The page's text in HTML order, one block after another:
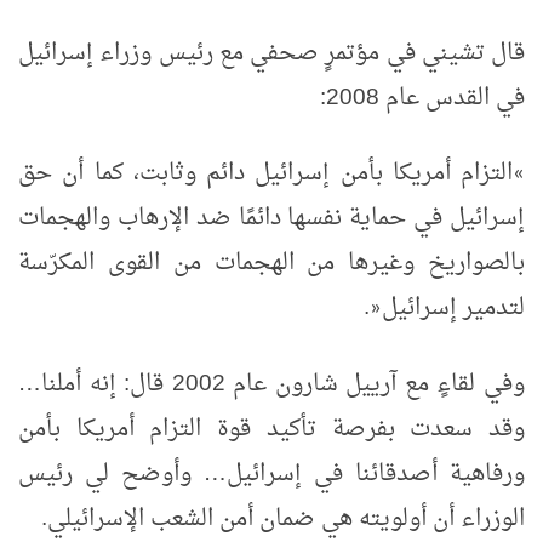
قال تشيني في مؤتمرٍ صحفي مع رئيس وزراء إسرائيل
في القدس عام 2008
:
«التزام أمريكا بأمن إسرائيل دائم وثابت، كما أن حق
إسرائيل في حماية نفسها دائمًا ضد الإرهاب والهجمات
بالصواريخ وغيرها من الهجمات من القوى المكرّسة
لتدمير إسرائيل»
.
وفي لقاءٍ مع آرييل شارون عام 2002 قال
: إنه أملنا…
وقد سعدت بفرصة تأكيد قوة التزام أمريكا بأمن
ورفاهية أصدقائنا في إسرائيل… وأوضح لي رئيس
الوزراء أن أولويته هي ضمان أمن الشعب الإسرائيلي.